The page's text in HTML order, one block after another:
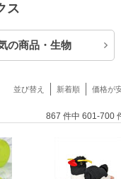
ス
の商品・生物
並び替え 新着順 価格が
867 件中 601-700